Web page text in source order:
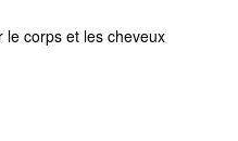
corps et les cheveux